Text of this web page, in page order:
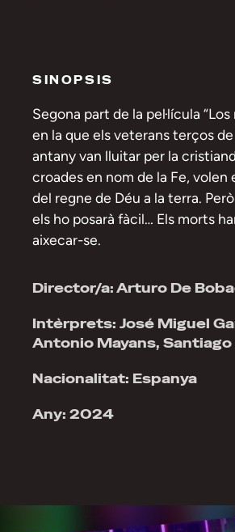
SINOPSIS
Segona part de la pel·lícula
en la que els veterans terços
antany van lluitar per la
croades en nom de la Fe, volen
del regne de Déu a la terra.
els ho posarà fàcil… Els morts
aixecar-se.
Director/a: Arturo De
Intèrprets: José Miguel
Antonio Mayans, Santiago
Nacionalitat: Espanya
Any: 2024